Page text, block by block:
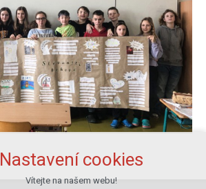
Nastavení cookies
Vítejte na našem webu!